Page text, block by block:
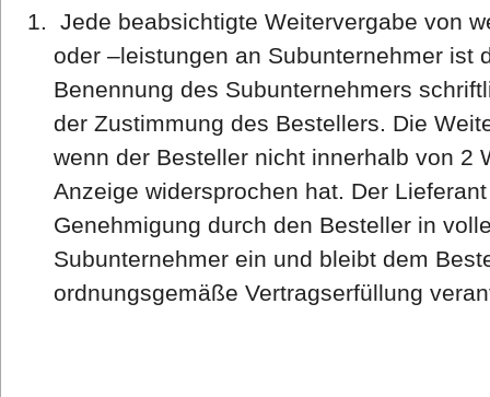
Jede beabsichtigte Weitervergabe von
oder –leistungen an Subunternehmer ist
Benennung des Subunternehmers
der Zustimmung des Bestellers. Die
wenn der Besteller nicht innerhalb von 2
Anzeige widersprochen hat. Der
Genehmigung durch den Besteller in
Subunternehmer ein und bleibt dem
ordnungsgemäße Vertragserfüllung